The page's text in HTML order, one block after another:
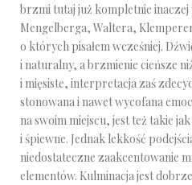
brzmi tutaj już kompletnie inaczej
Mengelberga, Waltera,
o których pisałem wcześniej.
i naturalny, a brzmienie cieńsze
i mięsiste, interpretacja zaś
stonowana i nawet wycofana
na swoim miejscu, jest też takie
i śpiewne. Jednak lekkość
niedostateczne zaakcentowanie
elementów. Kulminacja jest